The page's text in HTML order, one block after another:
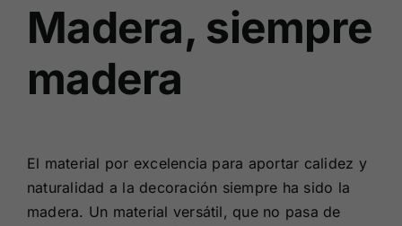
Madera, siempre
madera
El material por excelencia para aportar calidez y
naturalidad a la decoración siempre ha sido la
madera. Un material versátil, que no pasa de